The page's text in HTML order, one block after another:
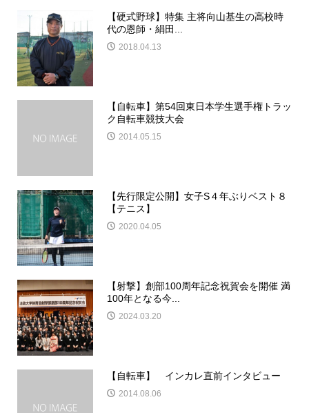
【硬式野球】特集 主将向山基生の高校時
代の恩師・絹田...
2018.04.13
【自転車】第54回東日本学生選手権トラッ
ク自転車競技大会
2014.05.15
【先行限定公開】女子S４年ぶりベスト８
【テニス】
2020.04.05
【射撃】創部100周年記念祝賀会を開催 満
100年となる今...
2024.03.20
【自転車】 インカレ直前インタビュー
2014.08.06